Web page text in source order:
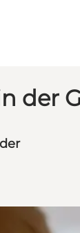
der